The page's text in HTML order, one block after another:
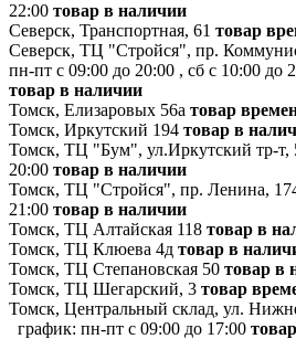
22:00 товар в наличии
Северск, Транспортная, 61 товар
Северск, ТЦ "Стройся", пр.
пн-пт с 09:00 до 20:00 , сб с 10:00 до
товар в наличии
Томск, Елизаровых 56а товар
Томск, Иркутский 194 товар в
Томск, ТЦ "Бум", ул.Иркутский тр-т,
20:00 товар в наличии
Томск, ТЦ "Стройся", пр. Ленина,
21:00 товар в наличии
Томск, ТЦ Алтайская 118 товар в
Томск, ТЦ Клюева 4д товар в
Томск, ТЦ Степановская 50 товар в
Томск, ТЦ Шегарский, 3 товар
Томск, Центральный склад, ул.
график: пн-пт с 09:00 до 17:00